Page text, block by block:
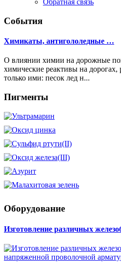
Обратная связь
События
Химикаты, антигололедные …
О влиянии химии на дорожные
химические реактивы на дорогах,
только ими: песок лед н...
Пигменты
Оборудование
Изготовление различных